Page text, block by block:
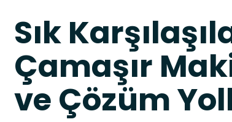
Sık
Çamaşır
ve Çözüm